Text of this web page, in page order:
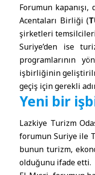
Forumun
Acentaları Birliği (
şirketleri temsilcileri
Suriye’den ise
programlarının
işbirliğinin
geçiş için gerekli
Yeni bir
Lazkiye Turizm
forumun Suriye ile
bunun turizm,
olduğunu ifade etti.